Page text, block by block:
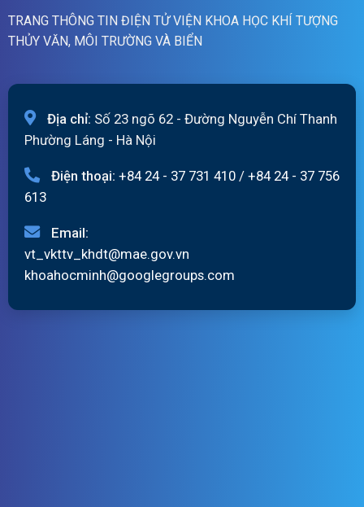
TRANG THÔNG TIN ĐIỆN TỬ VIỆN KHOA HỌC KHÍ TƯỢNG
THỦY VĂN, MÔI TRƯỜNG VÀ BIỂN
Địa chỉ: Số 23 ngõ 62 - Đường Nguyễn Chí Thanh
Phường Láng - Hà Nội
Điện thoại: +84 24 - 37 731 410 / +84 24 - 37 756
613
Email:
vt_vkttv_khdt@mae.gov.vn
khoahocminh@googlegroups.com